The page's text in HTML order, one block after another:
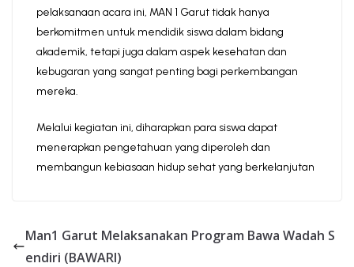
pelaksanaan acara ini, MAN 1 Garut tidak hanya
berkomitmen untuk mendidik siswa dalam bidang
akademik, tetapi juga dalam aspek kesehatan dan
kebugaran yang sangat penting bagi perkembangan
mereka.
Melalui kegiatan ini, diharapkan para siswa dapat
menerapkan pengetahuan yang diperoleh dan
membangun kebiasaan hidup sehat yang berkelanjutan
Man1 Garut Melaksanakan Program Bawa Wadah S
endiri (BAWARI)